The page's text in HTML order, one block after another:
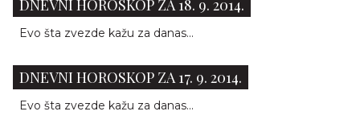
DNEVNI HOROSKOP ZA 18. 9. 2014.
Evo šta zvezde kažu za danas...
DNEVNI HOROSKOP ZA 17. 9. 2014.
Evo šta zvezde kažu za danas...